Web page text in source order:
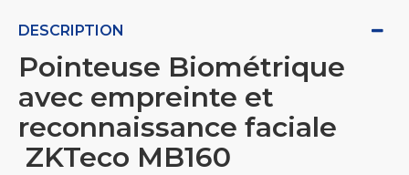
DESCRIPTION
Pointeuse Biométrique
avec empreinte et
reconnaissance faciale
ZKTeco MB160